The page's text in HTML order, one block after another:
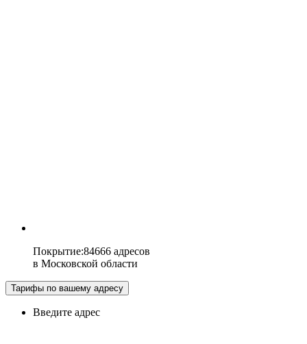
Покрытие:84666 адресов
в Московской области
Тарифы по вашему адресу
Введите адрес